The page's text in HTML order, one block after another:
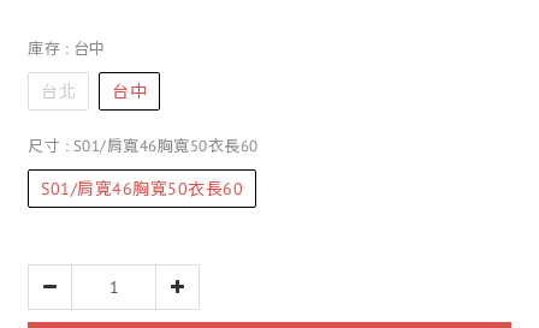
庫存 : 台中
台北 台中
尺寸 : S01/肩寬46胸寬50衣長60
S01/肩寬46胸寬50衣長60